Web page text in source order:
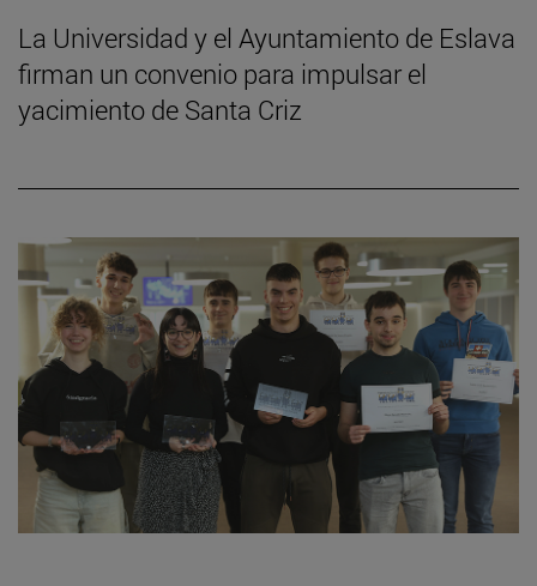
La Universidad y el Ayuntamiento de Eslava
firman un convenio para impulsar el
yacimiento de Santa Criz